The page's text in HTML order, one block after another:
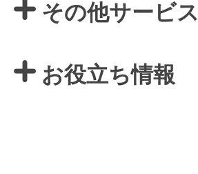
その他サービス
お役立ち情報